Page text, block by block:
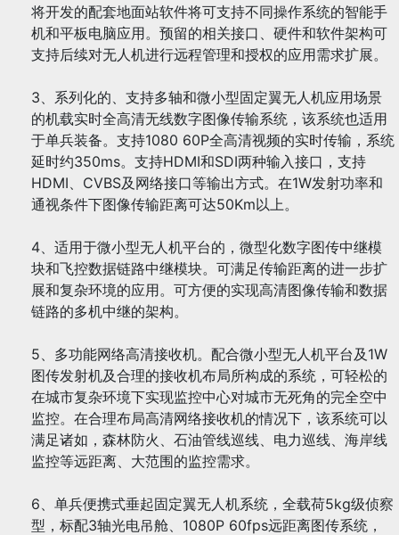
将开发的配套地面站软件将可支持不同操作系统的智能手
机和平板电脑应用。预留的相关接口、硬件和软件架构可
支持后续对无人机进行远程管理和授权的应用需求扩展。
3、系列化的、支持多轴和微小型固定翼无人机应用场景
的机载实时全高清无线数字图像传输系统，该系统也适用
于单兵装备。支持1080 60P全高清视频的实时传输，系统
延时约350ms。支持HDMI和SDI两种输入接口，支持
HDMI、CVBS及网络接口等输出方式。在1W发射功率和
通视条件下图像传输距离可达50Km以上。
4、适用于微小型无人机平台的，微型化数字图传中继模
块和飞控数据链路中继模块。可满足传输距离的进一步扩
展和复杂环境的应用。可方便的实现高清图像传输和数据
链路的多机中继的架构。
5、多功能网络高清接收机。配合微小型无人机平台及1W
图传发射机及合理的接收机布局所构成的系统，可轻松的
在城市复杂环境下实现监控中心对城市无死角的完全空中
监控。在合理布局高清网络接收机的情况下，该系统可以
满足诸如，森林防火、石油管线巡线、电力巡线、海岸线
监控等远距离、大范围的监控需求。
6、单兵便携式垂起固定翼无人机系统，全载荷5kg级侦察
型，标配3轴光电吊舱、1080P 60fps远距离图传系统，